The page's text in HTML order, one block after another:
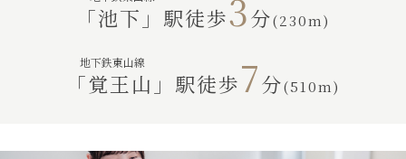
「池下」駅徒歩 分(230m)
地下鉄東山線
「覚王山」駅徒歩7分(510m)